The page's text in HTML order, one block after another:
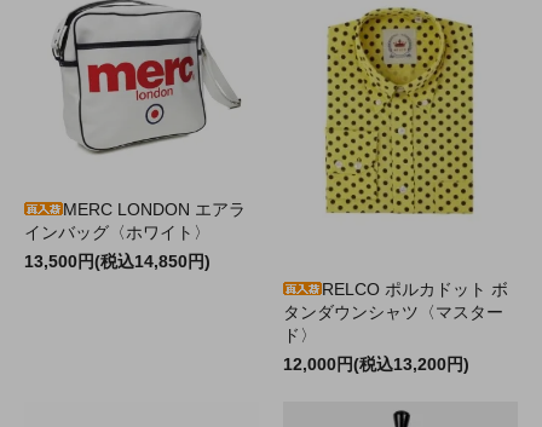
MERC LONDON エアラ
インバッグ〈ホワイト〉
13,500円(税込14,850円)
RELCO ポルカドット ボ
タンダウンシャツ〈マスター
ド〉
12,000円(税込13,200円)